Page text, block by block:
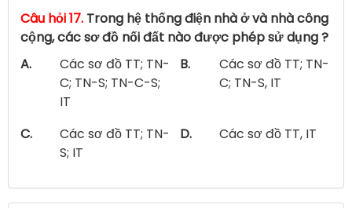
Câu hỏi 17. Trong hệ thống điện nhà ở và nhà công
cộng, các sơ đồ nối đất nào được phép sử dụng ?
A.
Các sơ đồ TT; TN-
C; TN-S; TN-C-S;
IT
B.
Các sơ đồ TT; TN-
C; TN-S, IT
C.
Các sơ đồ TT; TN-
S; IT
D. Các sơ đồ TT, IT